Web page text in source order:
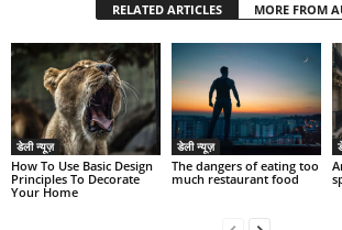
RELATED ARTICLES MORE FROM
डेली न्यूज़
How To Use Basic Design
Principles To Decorate
Your Home
डेली न्यूज़
The dangers of eating too
much restaurant food